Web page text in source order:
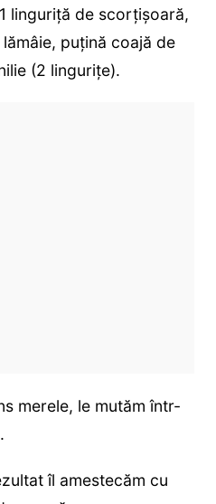
linguriță de scorțișoară,
puțină coajă de
(2 lingurițe).
merele, le mutăm într-
îl amestecăm cu